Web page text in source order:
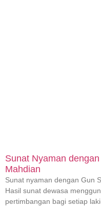
Sunat Nyaman
Mahdian
Sunat nyaman dengan Gun
Hasil sunat dewasa
pertimbangan bagi setiap